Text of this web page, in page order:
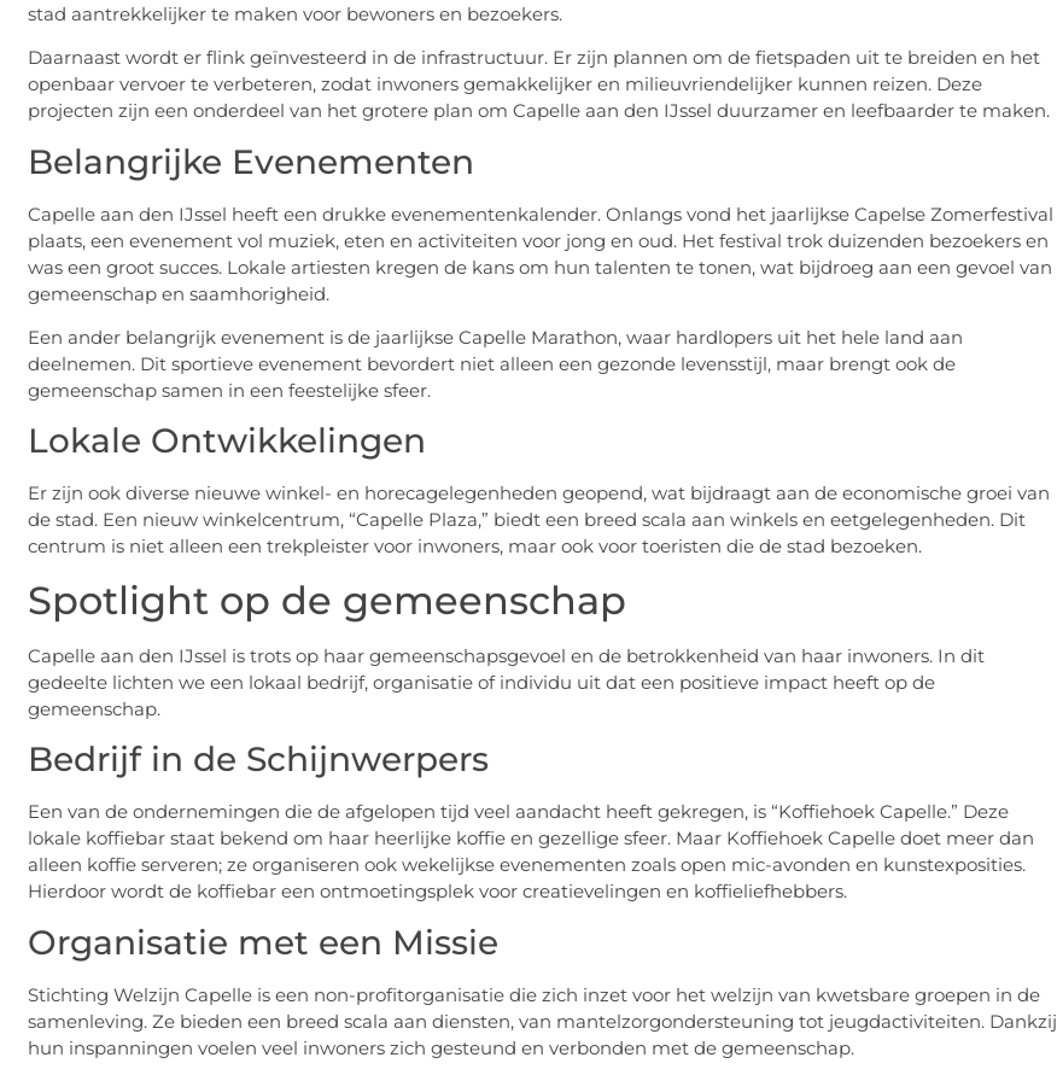
stad aantrekkelijker te maken voor bewoners en bezoekers.
Daarnaast wordt er flink geïnvesteerd in de infrastructuur. Er zijn plannen om de fietspaden uit te breiden en het
openbaar vervoer te verbeteren, zodat inwoners gemakkelijker en milieuvriendelijker kunnen reizen. Deze
projecten zijn een onderdeel van het grotere plan om Capelle aan den IJssel duurzamer en leefbaarder te maken.
Belangrijke Evenementen
Capelle aan den IJssel heeft een drukke evenementenkalender. Onlangs vond het jaarlijkse Capelse Zomerfestival
plaats, een evenement vol muziek, eten en activiteiten voor jong en oud. Het festival trok duizenden bezoekers en
was een groot succes. Lokale artiesten kregen de kans om hun talenten te tonen, wat bijdroeg aan een gevoel van
gemeenschap en saamhorigheid.
Een ander belangrijk evenement is de jaarlijkse Capelle Marathon, waar hardlopers uit het hele land aan
deelnemen. Dit sportieve evenement bevordert niet alleen een gezonde levensstijl, maar brengt ook de
gemeenschap samen in een feestelijke sfeer.
Lokale Ontwikkelingen
Er zijn ook diverse nieuwe winkel- en horecagelegenheden geopend, wat bijdraagt aan de economische groei van
de stad. Een nieuw winkelcentrum, “Capelle Plaza,” biedt een breed scala aan winkels en eetgelegenheden. Dit
centrum is niet alleen een trekpleister voor inwoners, maar ook voor toeristen die de stad bezoeken.
Spotlight op de gemeenschap
Capelle aan den IJssel is trots op haar gemeenschapsgevoel en de betrokkenheid van haar inwoners. In dit
gedeelte lichten we een lokaal bedrijf, organisatie of individu uit dat een positieve impact heeft op de
gemeenschap.
Bedrijf in de Schijnwerpers
Een van de ondernemingen die de afgelopen tijd veel aandacht heeft gekregen, is “Koffiehoek Capelle.” Deze
lokale koffiebar staat bekend om haar heerlijke koffie en gezellige sfeer. Maar Koffiehoek Capelle doet meer dan
alleen koffie serveren; ze organiseren ook wekelijkse evenementen zoals open mic-avonden en kunstexposities.
Hierdoor wordt de koffiebar een ontmoetingsplek voor creatievelingen en koffieliefhebbers.
Organisatie met een Missie
Stichting Welzijn Capelle is een non-profitorganisatie die zich inzet voor het welzijn van kwetsbare groepen in de
samenleving. Ze bieden een breed scala aan diensten, van mantelzorgondersteuning tot jeugdactiviteiten. Dankzij
hun inspanningen voelen veel inwoners zich gesteund en verbonden met de gemeenschap.